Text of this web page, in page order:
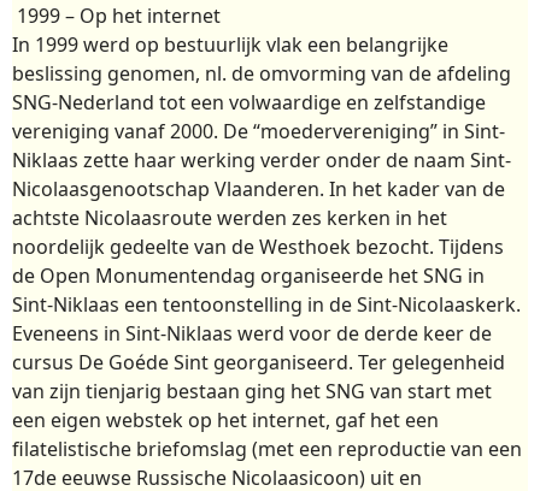
1999 – Op het internet
In 1999 werd op bestuurlijk vlak een belangrijke
beslissing genomen, nl. de omvorming van de afdeling
SNG-Nederland tot een volwaardige en zelfstandige
vereniging vanaf 2000. De “moedervereniging” in Sint-
Niklaas zette haar werking verder onder de naam Sint-
Nicolaasgenootschap Vlaanderen. In het kader van de
achtste Nicolaasroute werden zes kerken in het
noordelijk gedeelte van de Westhoek bezocht. Tijdens
de Open Monumentendag organiseerde het SNG in
Sint-Niklaas een tentoonstelling in de Sint-Nicolaaskerk.
Eveneens in Sint-Niklaas werd voor de derde keer de
cursus De Goéde Sint georganiseerd. Ter gelegenheid
van zijn tienjarig bestaan ging het SNG van start met
een eigen webstek op het internet, gaf het een
filatelistische briefomslag (met een reproductie van een
17de eeuwse Russische Nicolaasicoon) uit en